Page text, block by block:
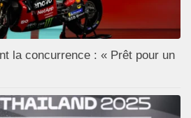
la concurrence : « Prêt pour un